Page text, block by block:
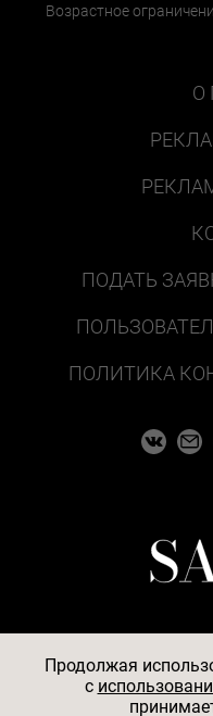
Возрастное
О
ПОДАТЬ
ПОЛИТИКА
Продолжая
c